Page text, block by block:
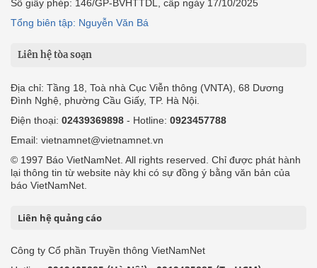
Số giấy phép: 146/GP-BVHTTDL, cấp ngày 17/10/2025
Tổng biên tập: Nguyễn Văn Bá
Liên hệ tòa soạn
Địa chỉ: Tầng 18, Toà nhà Cục Viễn thông (VNTA), 68 Dương
Đình Nghệ, phường Cầu Giấy, TP. Hà Nội.
Điện thoại: 02439369898 - Hotline: 0923457788
Email: vietnamnet@vietnamnet.vn
© 1997 Báo VietNamNet. All rights reserved. Chỉ được phát hành
lại thông tin từ website này khi có sự đồng ý bằng văn bản của
báo VietNamNet.
Liên hệ quảng cáo
Công ty Cổ phần Truyền thông VietNamNet